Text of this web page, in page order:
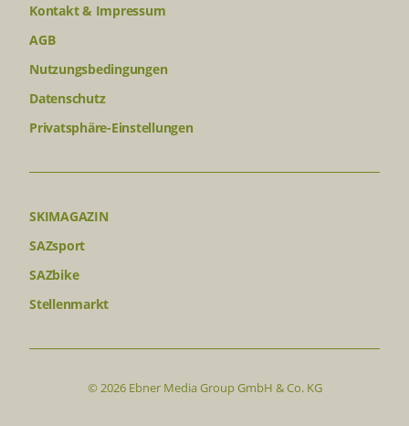
Kontakt & Impressum
AGB
Nutzungsbedingungen
Datenschutz
Privatsphäre-Einstellungen
SKIMAGAZIN
SAZsport
SAZbike
Stellenmarkt
© 2026 Ebner Media Group GmbH & Co. KG